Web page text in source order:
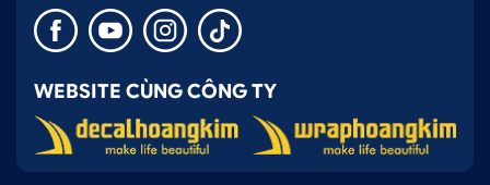
WEBSITE CÙNG CÔNG TY